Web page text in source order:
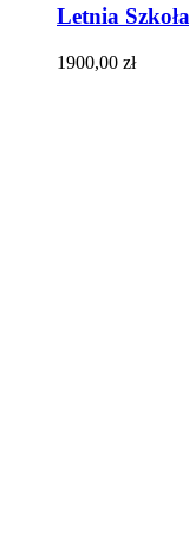
Letnia
1900,00 zł